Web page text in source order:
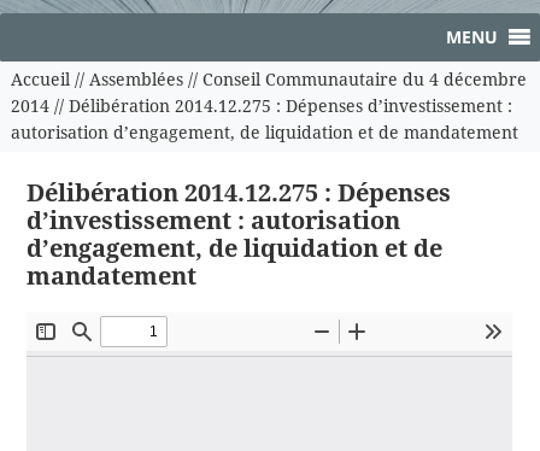
MENU
Accueil// Assemblées// Conseil Communautaire du 4 décembre
2014// Délibération 2014.12.275 : Dépenses d’investissement :
autorisation d’engagement, de liquidation et de mandatement
Délibération 2014.12.275 : Dépenses
d’investissement : autorisation
d’engagement, de liquidation et de
mandatement